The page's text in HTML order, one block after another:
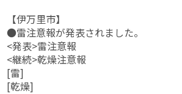
【伊万里市】
●雷注意報が発表されました。
<発表>雷注意報
<継続>乾燥注意報
[雷]
[乾燥]